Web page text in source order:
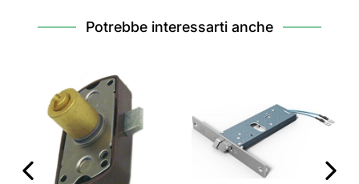
Potrebbe interessarti anche